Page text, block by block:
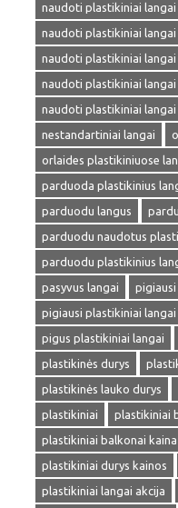
naudoti plastikiniai
naudoti plastikiniai
naudoti plastikiniai langai
naudoti plastikiniai langai
naudoti plastikiniai langai
nestandartiniai langai
orlaides plastikiniuose
parduoda plastikinius
parduodu langus
parduodu naudotus
parduodu plastikinius
pasyvus langai
pigiausi
pigiausi plastikiniai langai
pigus plastikiniai langai
plastikinės durys
plastikinės lauko durys
plastikiniai
plastikiniai
plastikiniai balkonai kaina
plastikiniai durys kainos
plastikiniai langai akcija